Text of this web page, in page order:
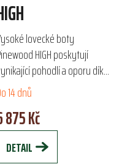
lovecké boty
HIGH poskytují
pohodlí a oporu díky
a prodyšné
Izolační
a Vibram
zajišťují ideální volbu
pro...
14 dnů
875 Kč
DETAIL